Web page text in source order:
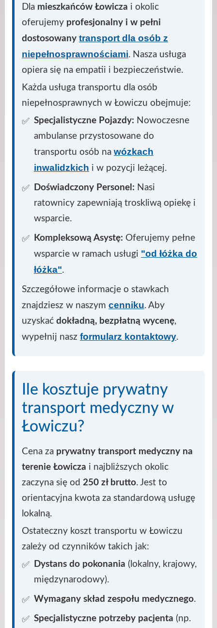
Dla mieszkańców Łowicza i okolic
oferujemy profesjonalny i w pełni
dostosowany transport dla osób z
niepełnosprawnościami. Nasza usługa
opiera się na empatii i bezpieczeństwie.
Każda usługa transportu dla osób
niepełnosprawnych w Łowiczu obejmuje:
Specjalistyczne Pojazdy: Nowoczesne
ambulanse przystosowane do
transportu osób na wózkach
inwalidzkich i w pozycji leżącej.
Doświadczony Personel: Nasi
ratownicy zapewniają troskliwą opiekę i
wsparcie.
Kompleksową Asystę: Oferujemy pełne
wsparcie w ramach usługi "od łóżka do
łóżka".
Szczegółowe informacje o stawkach
znajdziesz w naszym cenniku. Aby
uzyskać dokładną, bezpłatną wycenę,
wypełnij nasz formularz kontaktowy.
Ile kosztuje prywatny
transport medyczny w
Łowiczu?
Cena za prywatny transport medyczny na
terenie Łowicza i najbliższych okolic
zaczyna się od 250 zł brutto. Jest to
orientacyjna kwota za standardową usługę
lokalną.
Ostateczny koszt transportu w Łowiczu
zależy od czynników takich jak:
Dystans do pokonania (lokalny, krajowy,
międzynarodowy).
Wymagany skład zespołu medycznego.
Specjalistyczne potrzeby pacjenta (np.